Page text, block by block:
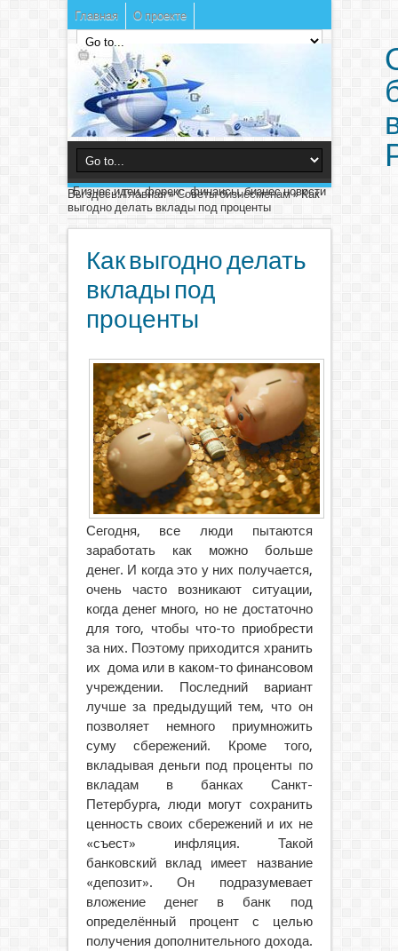
Главная О проекте
Бизнес идеи, форекс, финансы, бизнес новости
Вы здесь:Главная»Советы бизнесменам»Как
выгодно делать вклады под проценты
Как выгодно делать
вклады под
проценты
Сегодня, все люди пытаются
заработать как можно больше
денег. И когда это у них получается,
очень часто возникают ситуации,
когда денег много, но не достаточно
для того, чтобы что-то приобрести
за них. Поэтому приходится хранить
их дома или в каком-то финансовом
учреждении. Последний вариант
лучше за предыдущий тем, что он
позволяет немного приумножить
суму сбережений. Кроме того,
вкладывая деньги под проценты по
вкладам в банках Санкт-
Петербурга, люди могут сохранить
ценность своих сбережений и их не
«съест» инфляция. Такой
банковский вклад имеет название
«депозит». Он подразумевает
вложение денег в банк под
определённый процент с целью
получения дополнительного дохода.